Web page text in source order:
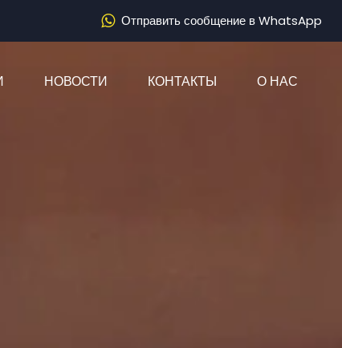
Отправить сообщение в WhatsApp
НОВОСТИ КОНТАКТЫ О НАС